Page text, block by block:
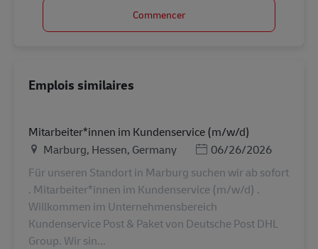
Commencer
Emplois similaires
Mitarbeiter*innen im Kundenservice (m/w/d)
LieuMarburg, Hessen, Germany Posted Date
06/26/2026
Für unseren Standort in Marburg suchen wir ab sofort
. Mitarbeiter*innen im Kundenservice (m/w/d) .
Willkommen im Unternehmensbereich
Kundenservice Post & Paket von Deutsche Post DHL
Group. Wir sin...